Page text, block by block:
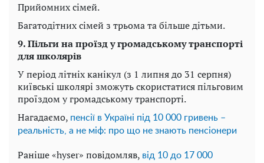
Прийомних сімей.
Багатодітних сімей з трьома та більше дітьми.
9. Пільги на проїзд у громадському транспорті
для школярів
У період літніх канікул (з 1 липня до 31 серпня)
київські школярі зможуть скористатися пільговим
проїздом у громадському транспорті.
Нагадаємо, пенсії в Україні під 10 000 гривень –
реальність, а не міф: про що не знають пенсіонери
Раніше «hyser» повідомляв, від 10 до 17 000